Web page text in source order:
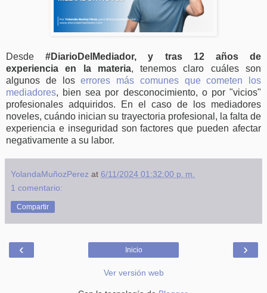
Desde#DiarioDelMediador, y tras 12 años de
experiencia en la materia, tenemos claro cuáles son
algunos de loserrores más comunes que cometen los
mediadores, bien sea por desconocimiento, o por "vicios"
profesionales adquiridos. En el caso de los mediadores
noveles, cuándo inician su trayectoria profesional, la falta de
experiencia e inseguridad son factores que pueden afectar
negativamente a su labor.
YolandaMuñozPerez at 6/11/2024 01:32:00 p. m.
1 comentario:
Compartir
‹ ›
Inicio
Ver versión web